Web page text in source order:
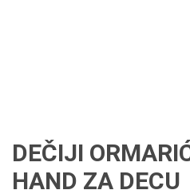
DEČIJI
HAND ZA DECU